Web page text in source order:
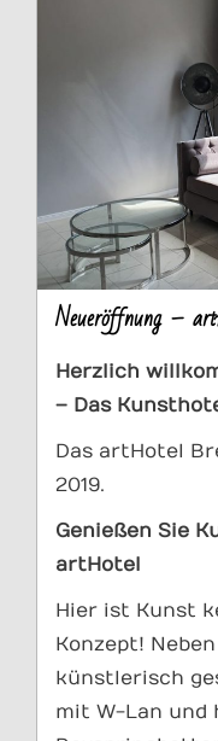
Neueröffnung –
Herzlich
– Das
Das artHotel
2019.
Genießen Sie
artHotel
Hier ist Kunst
Konzept!
künstlerisch
mit W-Lan und